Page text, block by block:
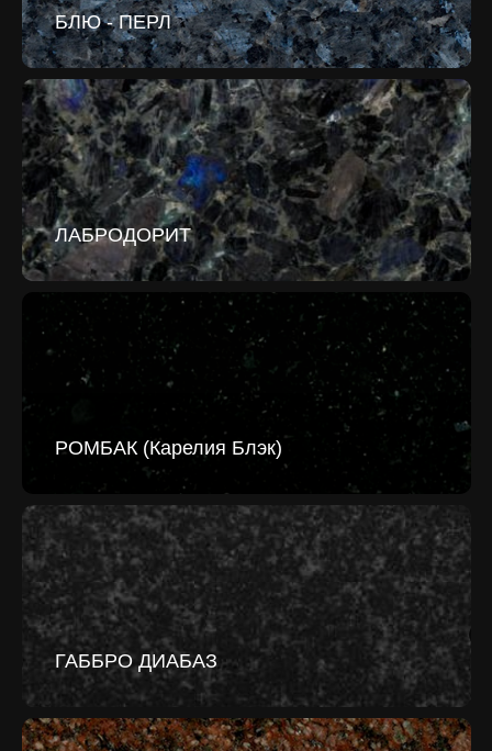
БЛЮ - ПЕРЛ
ЛАБРОДОРИТ
РОМБАК (Карелия Блэк)
ГАББРО ДИАБАЗ